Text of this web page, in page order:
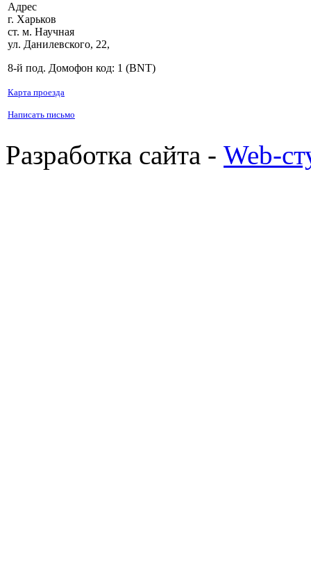
Адрес
г. Харьков
ст. м. Научная
ул. Данилевского, 22,
8-й под. Домофон код: 1 (BNT)
Карта проезда
Написать письмо
Разработка сайта - Web-